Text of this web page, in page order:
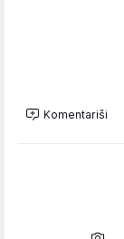
Komentariši